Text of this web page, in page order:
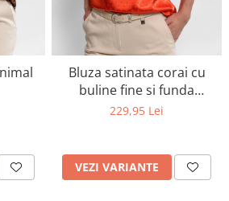
Bluza satinata corai cu
buline fine si funda
eleganta la gat
229,95 Lei
VEZI VARIANTE